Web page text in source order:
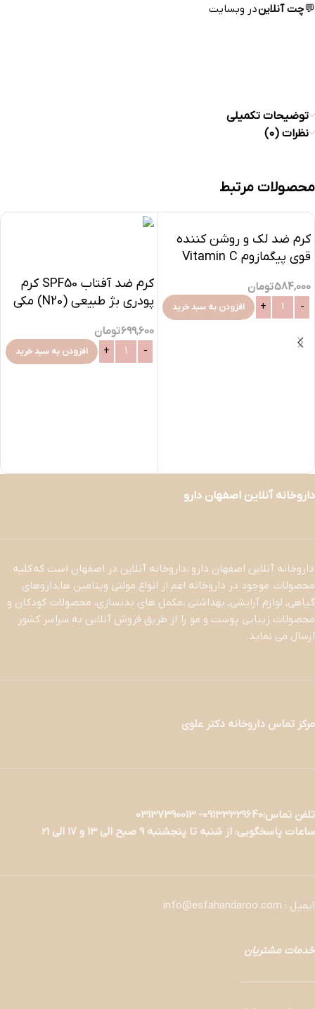
💬چت آنلایندر وبسایت
توضیحات تکمیلی
نظرات (0)
محصولات مرتبط
کرم ضد لک و روشن کننده
قوی پیگمازوم Vitamin C
584,000تومان
افزودن به سبد خرید
کرم ضد آفتاب SPF50 کرم
پودری بژ طبیعی (N20) مکی
699,600تومان
افزودن به سبد خرید
داروخانه آنلاین اصفهان دارو
داروخانه آنلاین اصفهان دارو ،داروخانه آنلاین در اصفهان است که کلیه
محصولات موجود در داروخانه اعم از انواع مولتی ویتامین ها,داروهای
گیاهی, لوازم آرایشی, بهداشتی ،مکمل های بدنسازی، محصولات کودکان و
محصولات زیبایی پوست و مو را از طریق فروش آنلاین به سراسر کشور
ارسال می نماید.
مرکز تماس داروخانه دکتر علوی
تلفن تماس:09133329640- 03137390013
ساعات پاسخگویی: از شنبه تا پنجشنبه 9 صبح الی 13 و 17 الی 21
ایمیل : info@esfahandaroo.com
خدمات مشتریان
———————